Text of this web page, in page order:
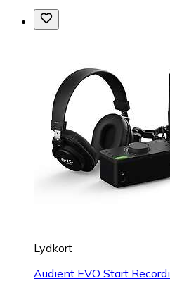
Lydkort
Audient EVO Start